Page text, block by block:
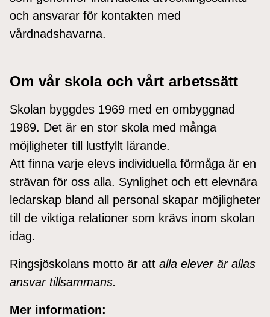
och ansvarar för kontakten med
vårdnadshavarna.
Om vår skola och vårt arbetssätt
Skolan byggdes 1969 med en ombyggnad
1989. Det är en stor skola med många
möjligheter till lustfyllt lärande.
Att finna varje elevs individuella förmåga är en
strävan för oss alla. Synlighet och ett elevnära
ledarskap bland all personal skapar möjligheter
till de viktiga relationer som krävs inom skolan
idag.
Ringsjöskolans motto är att alla elever är allas
ansvar tillsammans.
Mer information: